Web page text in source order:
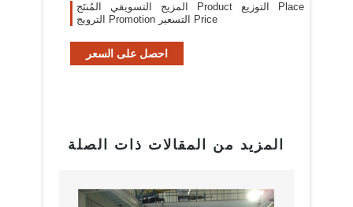
المزيج التسويقي المُنتَج Product التوزيع Place
الترويج Promotion التسعير Price
احصل على السعر
المزيد من المقالات ذات الصلة